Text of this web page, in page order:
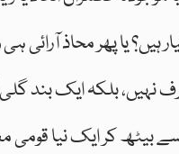
یا پھر محاذ آرائی ہی
بلکہ ایک بند
کر ایک نیا قومی